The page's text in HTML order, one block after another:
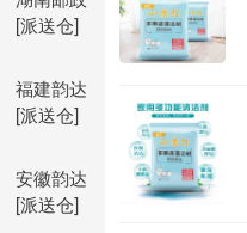
[派送仓]
福建韵达
[派送仓]
安徽韵达
[派送仓]